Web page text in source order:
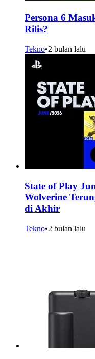
Persona 6
Rilis?
Tekno•2 bulan lalu
State of Play
Wolverine
di Akhir
Tekno•2 bulan lalu